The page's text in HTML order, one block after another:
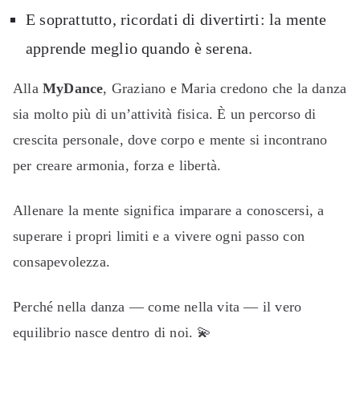
E soprattutto, ricordati di divertirti: la mente
apprende meglio quando è serena.
Alla MyDance, Graziano e Maria credono che la danza
sia molto più di un’attività fisica. È un percorso di
crescita personale, dove corpo e mente si incontrano
per creare armonia, forza e libertà.
Allenare la mente significa imparare a conoscersi, a
superare i propri limiti e a vivere ogni passo con
consapevolezza.
Perché nella danza — come nella vita — il vero
equilibrio nasce dentro di noi. 💫